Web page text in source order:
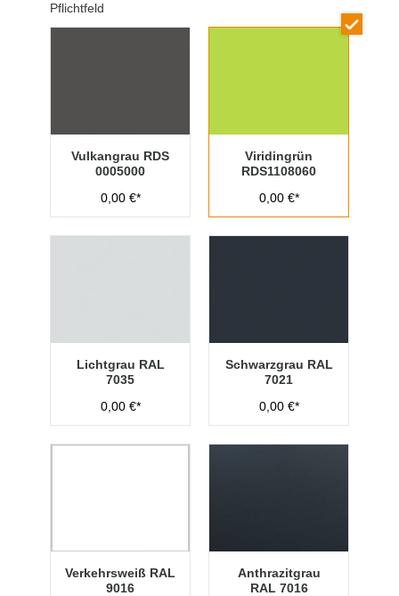
Pflichtfeld
Vulkangrau RDS
0005000
0,00 €*
Viridingrün
RDS1108060
0,00 €*
Lichtgrau RAL
7035
0,00 €*
Schwarzgrau RAL
7021
0,00 €*
Verkehrsweiß RAL
9016
Anthrazitgrau
RAL 7016